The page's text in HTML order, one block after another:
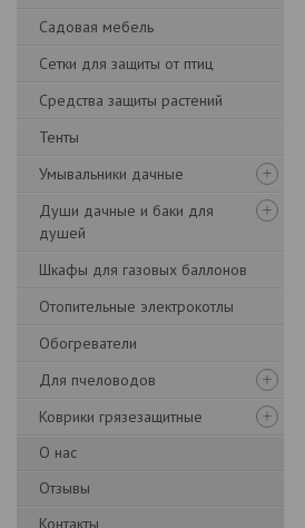
Садовая мебель
Сетки для защиты от птиц
Средства защиты растений
Тенты
Умывальники дачные
Души дачные и баки для
душей
Шкафы для газовых баллонов
Отопительные электрокотлы
Обогреватели
Для пчеловодов
Коврики грязезащитные
О нас
Отзывы
Контакты